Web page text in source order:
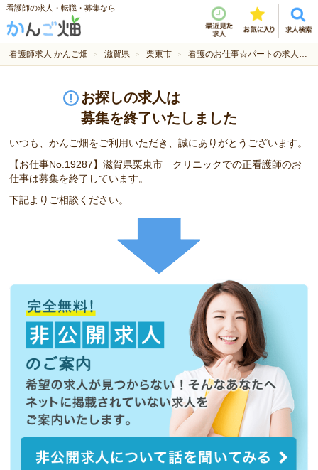
看護師の求人・転職・募集なら
看護師求人 かんご畑 滋賀県 栗東市 看護のお仕事☆パートの求人です♪
お探しの求人は
募集を終了いたしました
いつも、かんご畑をご利用いただき、誠にありがとうございます。
【お仕事No.19287】滋賀県栗東市 クリニックでの正看護師のお
仕事は募集を終了しています。
下記よりご相談ください。